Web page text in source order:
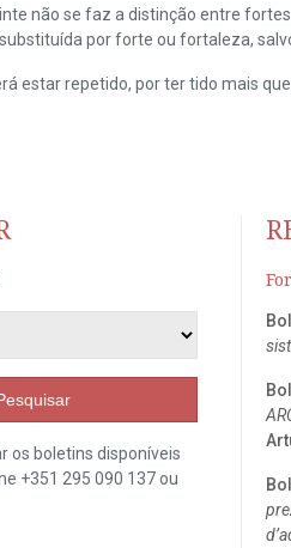
não se faz a distinção entre
por forte ou fortaleza,
estar repetido, por ter tido mais que
os boletins disponíveis
+351 295 090 137 ou